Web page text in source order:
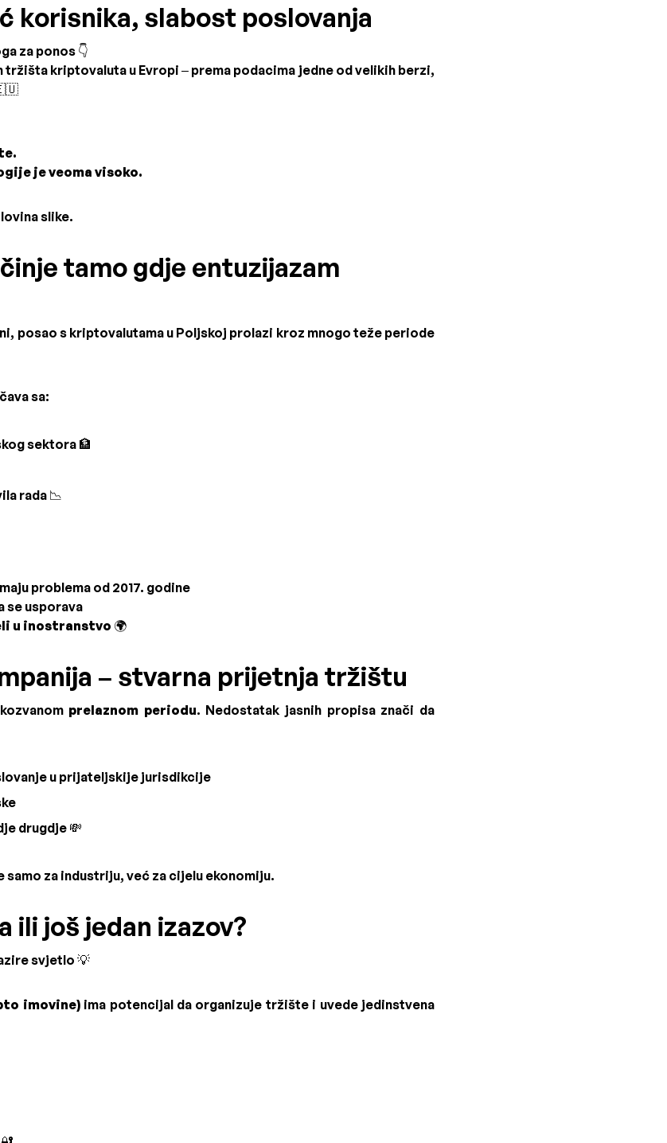
korisnika, slabost poslovanja
za ponos 👇
tržišta kriptovaluta u Evropi – prema podacima jedne od velikih berzi,
je veoma visoko.
slike.
tamo gdje entuzijazam
posao s kriptovalutama u Poljskoj prolazi kroz mnogo teže periode
sa:
sektora 🏦
rada 📉
problema od 2017. godine
se usporava
u inostranstvo 🌍
– stvarna prijetnja tržištu
prelaznom periodu. Nedostatak jasnih propisa znači da
u prijateljskije jurisdikcije
drugdje 💸
samo za industriju, već za cijelu ekonomiju.
ili još jedan izazov?
svjetlo 💡
imovine)ima potencijal da organizuje tržište i uvede jedinstvena